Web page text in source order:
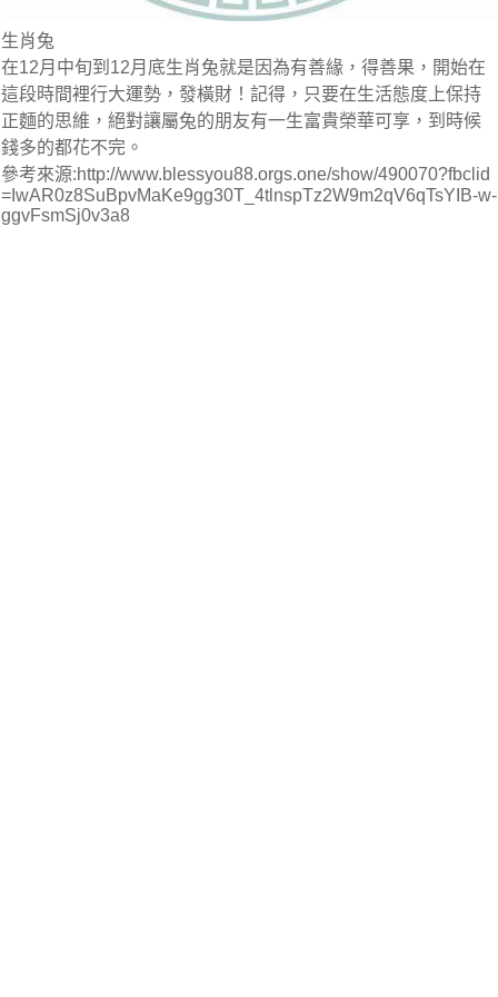
生肖兔
在12月中旬到12月底生肖兔就是因為有善緣，得善果，開始在
這段時間裡行大運勢，發橫財！記得，只要在生活態度上保持
正麵的思維，絕對讓屬兔的朋友有一生富貴榮華可享，到時候
錢多的都花不完。
參考來源:http://www.blessyou88.orgs.one/show/490070?fbclid
=IwAR0z8SuBpvMaKe9gg30T_4tlnspTz2W9m2qV6qTsYIB-w-
ggvFsmSj0v3a8